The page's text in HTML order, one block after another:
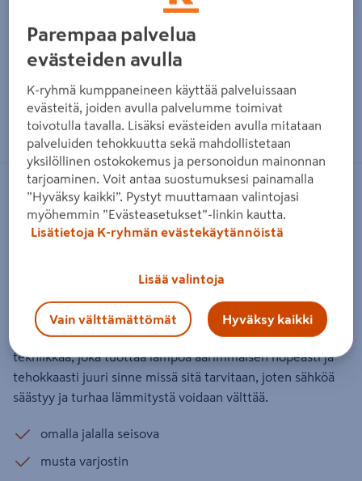
Zoomaa kuvaa sormilla kosketusnäytöllä
Terassilämmitin 60 cm varjostimella,
lattiamalli 900/1200/2100 W HA
HORTUS
HORTUS -terassilämmittimet edustavat modernia
tekniikkaa, joka tuottaa lämpöä äärimmäisen nopeasti ja
tehokkaasti juuri sinne missä sitä tarvitaan, joten sähköä
säästyy ja turhaa lämmitystä voidaan välttää.
omalla jalalla seisova
musta varjostin
Parempaa palvelua
evästeiden avulla
K-ryhmä kumppaneineen käyttää palveluissaan
evästeitä, joiden avulla palvelumme toimivat
toivotulla tavalla. Lisäksi evästeiden avulla mitataan
palveluiden tehokkuutta sekä mahdollistetaan
yksilöllinen ostokokemus ja personoidun mainonnan
tarjoaminen. Voit antaa suostumuksesi painamalla
”Hyväksy kaikki”. Pystyt muuttamaan valintojasi
myöhemmin ”Evästeasetukset”-linkin kautta.
Lisätietoja K-ryhmän evästekäytännöistä
Lisää valintoja
Vain välttämättömät Hyväksy kaikki